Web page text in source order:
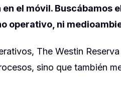
el móvil. Buscábamos
operativo, ni
The Westin
sino que también